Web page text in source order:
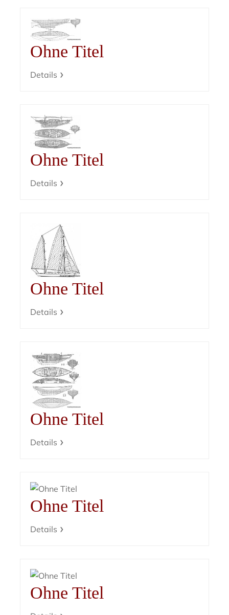
Ohne Titel
Details
Ohne Titel
Details
Ohne Titel
Details
Ohne Titel
Details
Ohne Titel
Details
Ohne Titel